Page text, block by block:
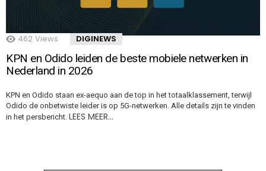
462 Views DIGINEWS
KPN en Odido leiden de beste mobiele netwerken in
Nederland in 2026
KPN en Odido staan ex-aequo aan de top in het totaalklassement, terwijl
Odido de onbetwiste leider is op 5G-netwerken. Alle details zijn te vinden
in het persbericht. LEES MEER…